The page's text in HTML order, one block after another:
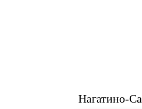
Нагатино-